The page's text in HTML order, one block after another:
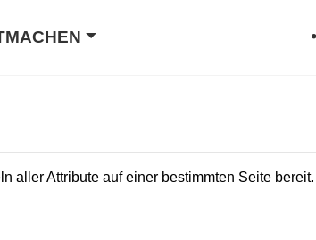
aller Attribute auf einer bestimmten Seite